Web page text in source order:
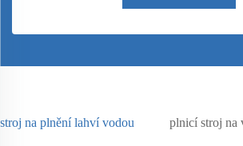
stroj na plnění lahví vodou plnicí stroj na